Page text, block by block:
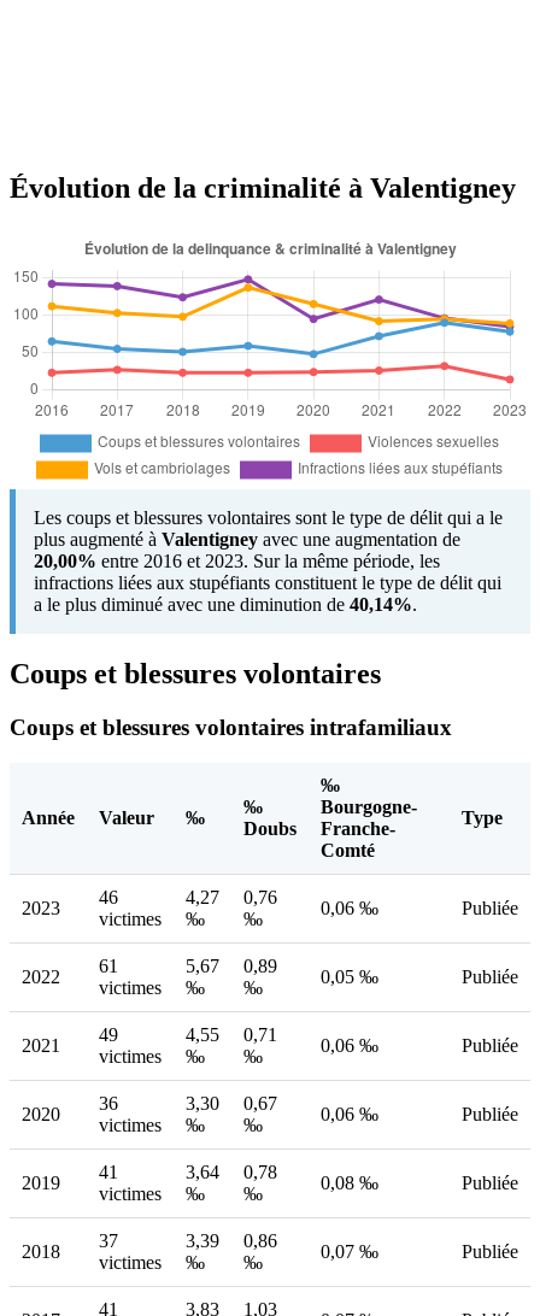
Évolution de la criminalité à Valentigney
Les coups et blessures volontaires sont le type de délit qui a le
plus augmenté à Valentigney avec une augmentation de
20,00% entre 2016 et 2023. Sur la même période, les
infractions liées aux stupéfiants constituent le type de délit qui
a le plus diminué avec une diminution de 40,14%.
Coups et blessures volontaires
Coups et blessures volontaires intrafamiliaux
Année Valeur ‰
‰
Doubs
‰
Bourgogne-
Franche-
Comté
Type
2023
46
victimes
4,27
‰
0,76
‰
0,06 ‰ Publiée
2022
61
victimes
5,67
‰
0,89
‰
0,05 ‰ Publiée
2021
49
victimes
4,55
‰
0,71
‰
0,06 ‰ Publiée
2020
36
victimes
3,30
‰
0,67
‰
0,06 ‰ Publiée
2019
41
victimes
3,64
‰
0,78
‰
0,08 ‰ Publiée
2018
37
victimes
3,39
‰
0,86
‰
0,07 ‰ Publiée
41 3,83 1,03